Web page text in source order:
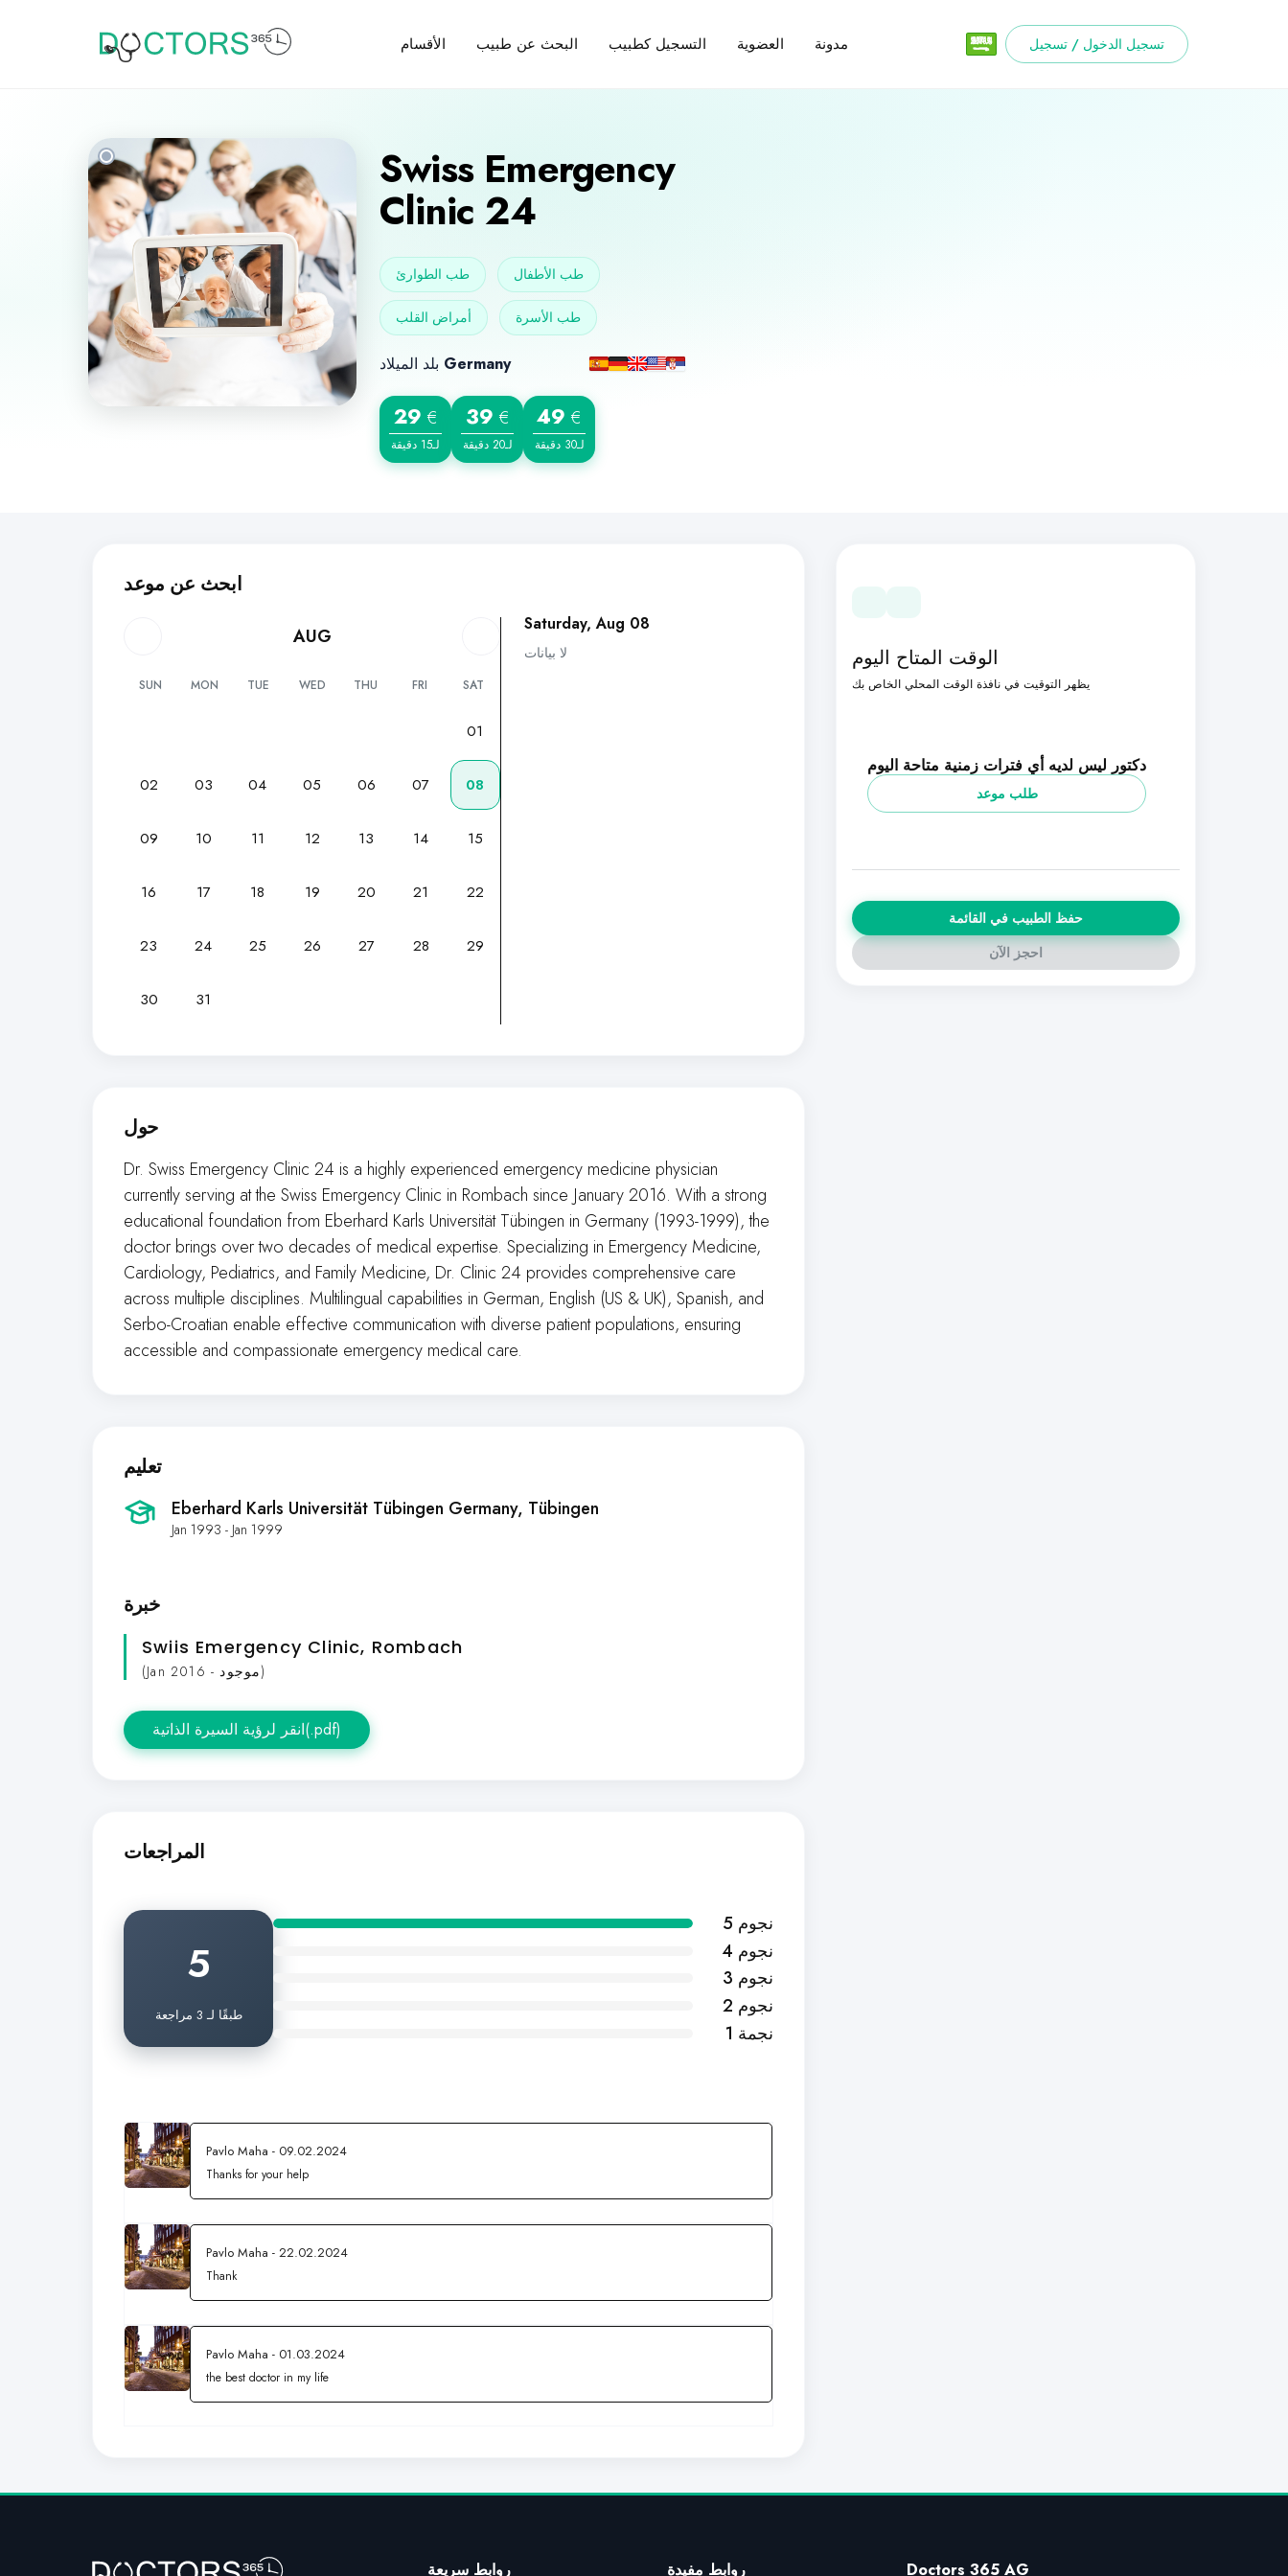
الأقسام البحث عن طبيب التسجيل كطبيب العضوية مدونة تسجيل الدخول / تسجيل
Swiss Emergency
Clinic 24
طب الطوارئ طب الأطفال
أمراض القلب طب الأسرة
Germany
29 €
لـ15 دقيقة
39 €
لـ20 دقيقة
49 €
لـ30 دقيقة
ابحث عن موعد
AUG
SUN MON TUE WED THU FRI SAT
01
02 03 04 05 06 07 08
09 10 11 12 13 14 15
16 17 18 19 20 21 22
23 24 25 26 27 28 29
30 31
Saturday, Aug 08
لا بيانات
حول
Dr. Swiss Emergency Clinic 24 is a highly experienced emergency medicine physician
currently serving at the Swiss Emergency Clinic in Rombach since January 2016. With a strong
educational foundation from Eberhard Karls Universität Tübingen in Germany (1993-1999), the
doctor brings over two decades of medical expertise. Specializing in Emergency Medicine,
Cardiology, Pediatrics, and Family Medicine, Dr. Clinic 24 provides comprehensive care
across multiple disciplines. Multilingual capabilities in German, English (US & UK), Spanish, and
Serbo-Croatian enable effective communication with diverse patient populations, ensuring
accessible and compassionate emergency medical care.
تعليم
Eberhard Karls Universität Tübingen Germany, Tübingen
Jan 1993 - Jan 1999
خبرة
Swiis Emergency Clinic, Rombach
(Jan 2016 - موجود)
انقر لرؤية السيرة الذاتية(.pdf)
المراجعات
5
طبقًا لـ 3 مراجعة
5 نجوم
4 نجوم
3 نجوم
2 نجوم
1 نجمة
Pavlo Maha - 09.02.2024
Thanks for your help
Pavlo Maha - 22.02.2024
Thank
Pavlo Maha - 01.03.2024
the best doctor in my life
الوقت المتاح اليوم
يظهر التوقيت في نافذة الوقت المحلي الخاص بك
دكتور ليس لديه أي فترات زمنية متاحة اليوم
طلب موعد
حفظ الطبيب في القائمة
احجز الآن
روابط سريعة روابط مفيدة Doctors 365 AG